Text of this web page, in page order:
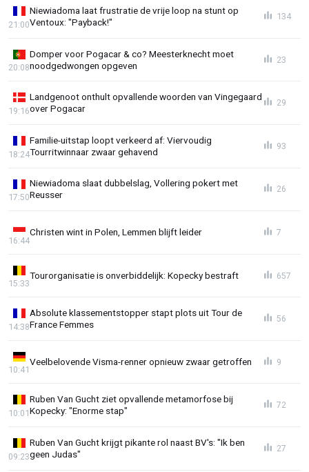
Niewiadoma laat frustratie de vrije loop na stunt op
Ventoux: "Payback!"
21:00
134
Domper voor Pogacar & co? Meesterknecht moet
noodgedwongen opgeven
20:08
23
Landgenoot onthult opvallende woorden van Vingegaard
over Pogacar
19:16
29
Familie-uitstap loopt verkeerd af: Viervoudig
Tourritwinnaar zwaar gehavend
18:24
93
Niewiadoma slaat dubbelslag, Vollering pokert met
Reusser
17:50
26
Christen wint in Polen, Lemmen blijft leider
16:44
7
Tourorganisatie is onverbiddelijk: Kopecky bestraft
15:33
657
Absolute klassementstopper stapt plots uit Tour de
France Femmes
14:38
56
Veelbelovende Visma-renner opnieuw zwaar getroffen
10:41
9
Ruben Van Gucht ziet opvallende metamorfose bij
Kopecky: "Enorme stap"
10:01
72
Ruben Van Gucht krijgt pikante rol naast BV's: "Ik ben
geen Judas"
09:23
27